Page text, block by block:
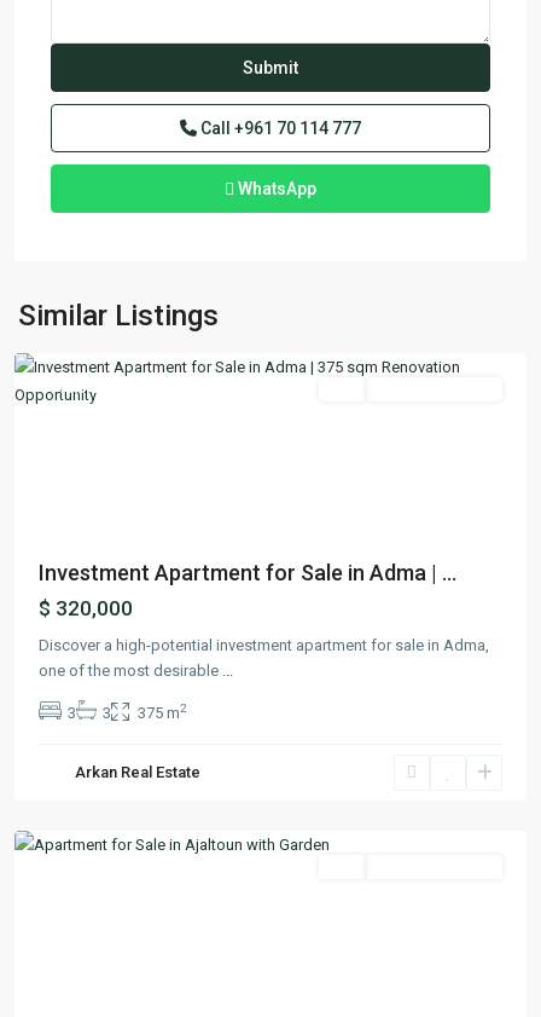
Call +961 70 114 777
WhatsApp
Similar Listings
Adma
Keserwan
Featured
Investment Apartment for Sale in Adma | ...
$ 320,000
Discover a high-potential investment apartment for sale in Adma,
one of the most desirable
3 3 375 m2
Arkan Real Estate
Ajaltoun,